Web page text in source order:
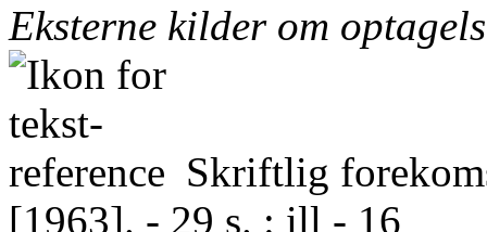
Eksterne kilder om
Skriftlig
[1963]. - 29 s. : ill - 16